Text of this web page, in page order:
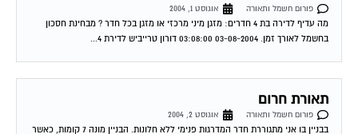
מה עדיף לדירה בת 4 חדרים: מזגן מיני מרכזי או מזגן בכל חדר ? מבחינת חסכון
בחשמל לאורך זמן. 03-08-2004 03:08:00 דורון טרייביש לדירת 4...
תאורת חרום
פורום חשמל ותאורה
אתה יוצא מהמעלית עליך לפתוח את האור כדיי לראות משהו, ברצוננו...